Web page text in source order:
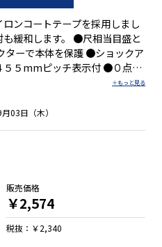
ンコートテープを採用しまし
緩和します。 ●尺相当目盛と
ーで本体を保護 ●ショックア
５mmピッチ表示付 ●０点補
れたグリップ性 ●両面目盛 ●
止コード付 ●ホルダーとは片
03日（木）
販売価格
￥2,574
税抜：￥2,340